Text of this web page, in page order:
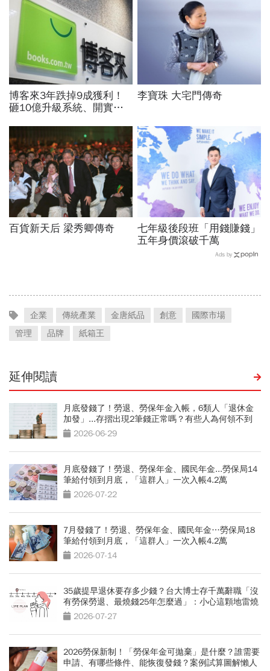
博客來3年跌掉9成獲利！
砸10億升級系統、開實體
現...網路書店老大哥怎麼
了？
李寶珠 大宅門傳奇
百貨新天后 梁秀卿傳奇
七年級後段班「用錢賺錢」
五年身價滾破千萬
Ads by
企業 傳統產業 金唐紙品 創意
國際市場
管理
品牌 紙箱王
延伸閱讀
月底發錢了！勞退、勞保年金入帳，6類人「退休金
加發」...存摺出現2筆錢正常嗎？有些人為何領不到
2026-06-29
月底發錢了！勞退、勞保年金、國民年金...勞保局14
筆給付領到月底，「這群人」一次入帳4.2萬
2026-07-22
7月發錢了！勞退、勞保年金、國民年金…勞保局18
筆給付領到月底，「這群人」一次入帳4.2萬
2026-07-14
35歲提早退休要存多少錢？台大博士存千萬辭職「沒
有勞保勞退、最燒錢25年怎麼過」：小心這顆地雷燒
光存款
2026-07-27
2026勞保新制！「勞保年金可拋棄」是什麼？誰需要
申請、有哪些條件、能恢復發錢？案例試算圖解懶人